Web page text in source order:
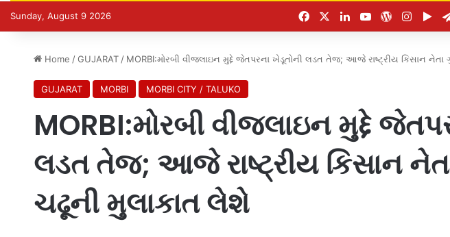
Sunday, August 9 2026 FacebookLinkedInYouTubeWordPress
Home / GUJARAT / MORBI:મોરબી વીજલાઇન મુદ્દે જેતપરના ખેડૂતોની લડત તેજ; આજે રાષ્ટ્રીય કિસાન નેતા
GUJARAT MORBI MORBI CITY / TALUKO
MORBI:મોરબી વીજલાઇન મુદ્દે
લડત તેજ; આજે રાષ્ટ્રીય કિસાન
ચઢૂની મુલાકાત લેશે